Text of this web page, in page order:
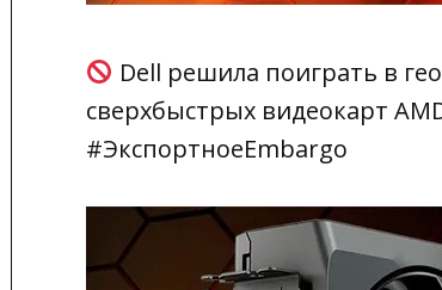
Dell решила поиграть в
сверхбыстрых видеокарт
#ЭкспортноеEmbargo